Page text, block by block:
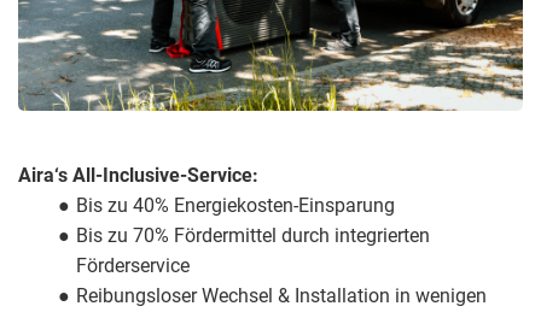
Aira‘s All-Inclusive-Service:
Bis zu 40% Energiekosten-Einsparung
Bis zu 70% Fördermittel durch integrierten
Förderservice
Reibungsloser Wechsel & Installation in wenigen